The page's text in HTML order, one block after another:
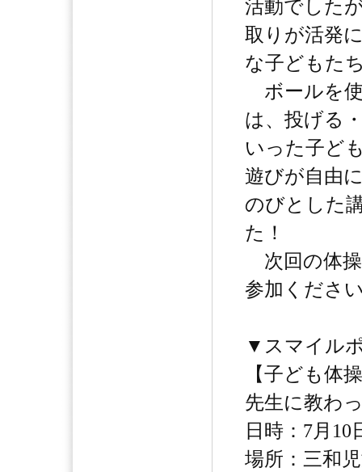
活動でした
取りが活発
な子どもた
ボールを
は、投げる
いった子ど
遊びが自由
のびとした
た！
次回の体
参加くださ
▼スマイル
【子ども体
先生に教わ
日時：7月10
場所：三和